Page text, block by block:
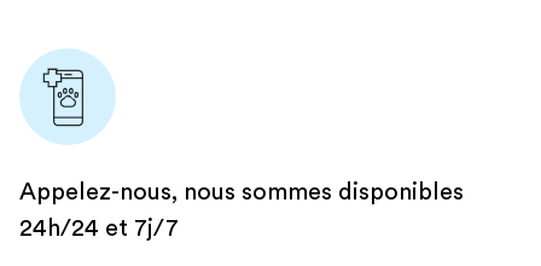
Appelez-nous, nous sommes disponibles
24h/24 et 7j/7